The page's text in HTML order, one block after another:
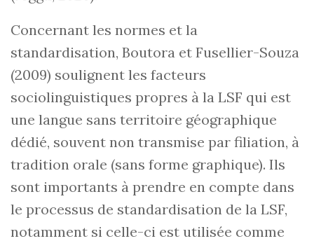
Concernant les normes et la
standardisation, Boutora et Fusellier-Souza
(2009) soulignent les facteurs
sociolinguistiques propres à la LSF qui est
une langue sans territoire géographique
dédié, souvent non transmise par filiation, à
tradition orale (sans forme graphique). Ils
sont importants à prendre en compte dans
le processus de standardisation de la LSF,
notamment si celle-ci est utilisée comme